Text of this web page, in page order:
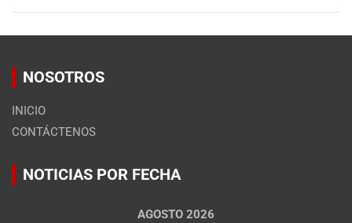
NOSOTROS
INICIO
CONTÁCTENOS
NOTICIAS POR FECHA
AGOSTO 2026